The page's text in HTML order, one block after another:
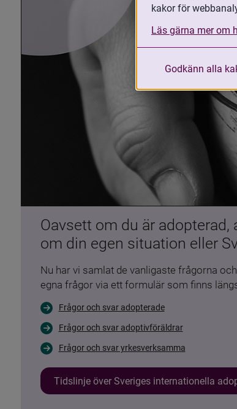
Oavsett om du är
om din egen situation eller
Nu har vi samlat de vanligaste frågorna
egna frågor via ett formulär som finns
Frågor och svar adopterade
Frågor och svar adoptivföräldrar
Frågor och svar yrkesverksamma
Tidslinje över Sveriges internationella
kakor för
Läs gärna mer om
Godkänn alla